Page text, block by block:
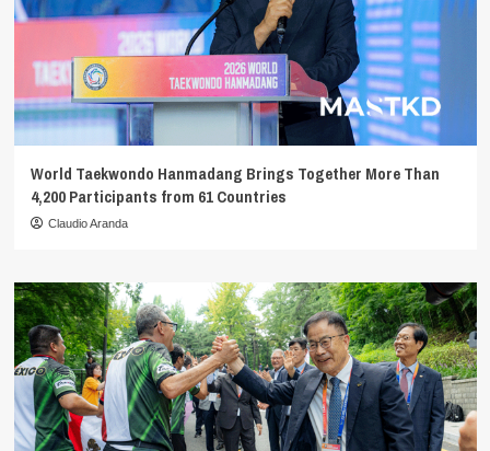
World Taekwondo Hanmadang Brings Together More Than
4,200 Participants from 61 Countries
Claudio Aranda